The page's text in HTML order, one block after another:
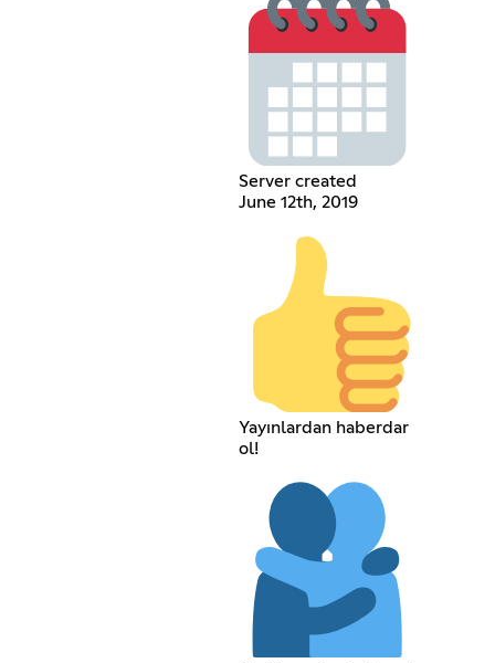
Server created
June 12th, 2019
Yayınlardan haberdar
ol!